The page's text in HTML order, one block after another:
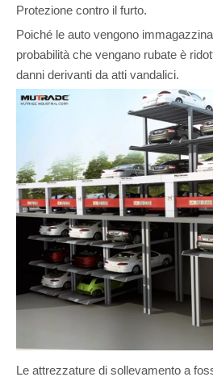
Protezione contro il furto.
Poiché le auto vengono
probabilità che vengano rubate è
danni derivanti da atti vandalici.
Le attrezzature di sollevamento a